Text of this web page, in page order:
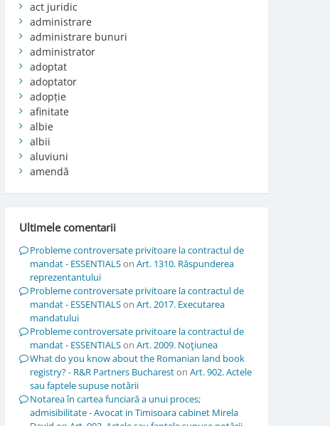
act juridic
administrare
administrare bunuri
administrator
adoptat
adoptator
adopție
afinitate
albie
albii
aluviuni
amendă
Ultimele comentarii
Probleme controversate privitoare la contractul de
mandat - ESSENTIALSon Art. 1310. Răspunderea
reprezentantului
Probleme controversate privitoare la contractul de
mandat - ESSENTIALSon Art. 2017. Executarea
mandatului
Probleme controversate privitoare la contractul de
mandat - ESSENTIALSon Art. 2009. Noţiunea
What do you know about the Romanian land book
registry? - R&R Partners Buchareston Art. 902. Actele
sau faptele supuse notării
Notarea în cartea funciară a unui proces;
admisibilitate - Avocat in Timisoara cabinet Mirela